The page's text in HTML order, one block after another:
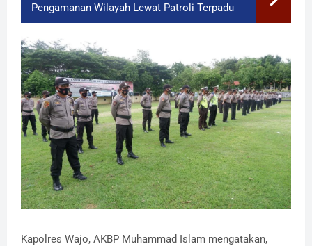
Pengamanan Wilayah Lewat Patroli Terpadu
Kapolres Wajo, AKBP Muhammad Islam mengatakan,